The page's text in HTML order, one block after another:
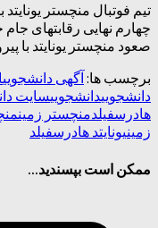
تیم فوتبال منچستر
چهارم نهایی رقابتهای
صعود منچستر یونایتد با
برچسب ها: آگهی دانشجویی
دانشجوییدانشجوییسایت
هادرسفیلدمنچستر زمین
زمینیونایتد هادرسفیلد
ممکن است بپسندید...